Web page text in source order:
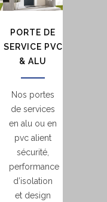
PORTE DE
SERVICE PVC
& ALU
Nos portes
de services
en alu ou en
pvc alient
sécurité,
performance
d’isolation
et design